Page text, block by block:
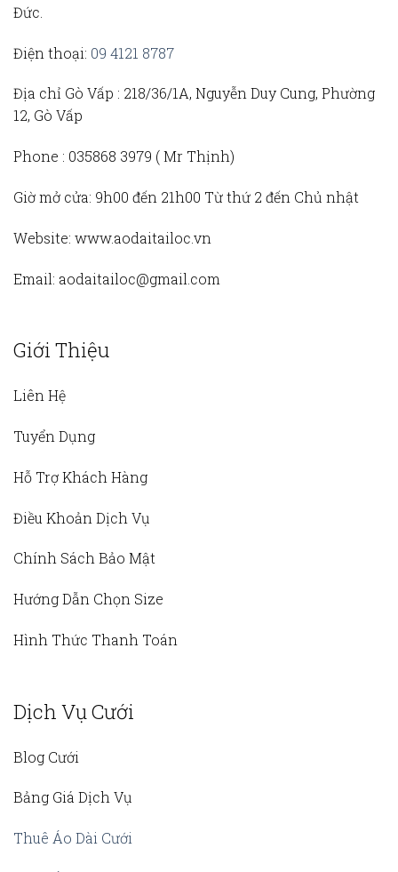
Đức.
Điện thoại: 09 4121 8787
Địa chỉ Gò Vấp : 218/36/1A, Nguyễn Duy Cung, Phường
12, Gò Vấp
Phone : 035868 3979 (Mr Thịnh)
Giờ mở cửa: 9h00 đến 21h00 Từ thứ 2 đến Chủ nhật
Website: www.aodaitailoc.vn
Email: aodaitailoc@gmail.com
Giới Thiệu
Liên Hệ
Tuyển Dụng
Hỗ Trợ Khách Hàng
Điều Khoản Dịch Vụ
Chính Sách Bảo Mật
Hướng Dẫn Chọn Size
Hình Thức Thanh Toán
Dịch Vụ Cưới
Blog Cưới
Bảng Giá Dịch Vụ
Thuê Áo Dài Cưới